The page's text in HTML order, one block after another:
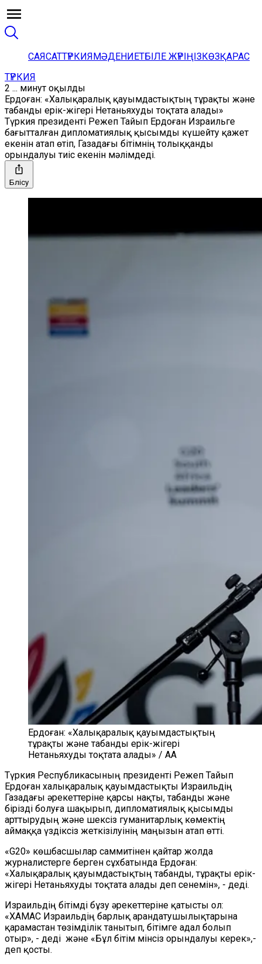
САЯСАТТҮРКИЯМӘДЕНИЕТБІЛЕ ЖҮРІҢІЗКӨЗҚАРАС
ТҮРКИЯ
2 ... минут оқылды
Ердоған: «Халықаралық қауымдастықтың тұрақты және
табанды ерік-жігері Нетаньяхуды тоқтата алады»
Түркия президенті Режеп Тайып Ердоған Израильге
бағытталған дипломатиялық қысымды күшейту қажет
екенін атап өтіп, Газадағы бітімнің толыққанды
орындалуы тиіс екенін мәлімдеді.
Бөлісу
Ердоған: «Халықаралық қауымдастықтың
тұрақты және табанды ерік-жігері
Нетаньяхуды тоқтата алады» / AA
Түркия Республикасының президенті Режеп Тайып
Ердоған халықаралық қауымдастықты Израильдің
Газадағы әрекеттеріне қарсы нақты, табанды және
бірізді болуға шақырып, дипломатиялық қысымды
арттырудың және шексіз гуманитарлық көмектің
аймаққа үздіксіз жеткізілуінің маңызын атап өтті.
«G20» көшбасшылар саммитінен қайтар жолда
журналистерге берген сұхбатында Ердоған:
«Халықаралық қауымдастықтың табанды, тұрақты ерік-
жігері Нетаньяхуды тоқтата алады деп сенемін», - деді.
Израильдің бітімді бұзу әрекеттеріне қатысты ол:
«ХАМАС Израильдің барлық арандатушылықтарына
қарамастан төзімділік танытып, бітімге адал болып
отыр», - деді және «Бұл бітім мінсіз орындалуы керек»,-
деп қосты.